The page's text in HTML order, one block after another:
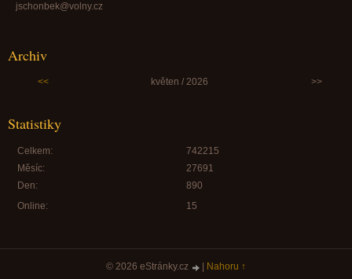
jschonbek@volny.cz
Archiv
<< květen / 2026 >>
Statistiky
Online: 15
Celkem:
742215
Měsíc:
27691
Den:
890
© 2026 eStránky.cz Nahoru ↑